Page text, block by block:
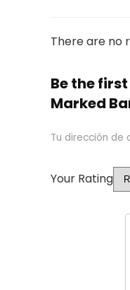
There are no
Be the
Marked
Tu dirección de
Your Rating